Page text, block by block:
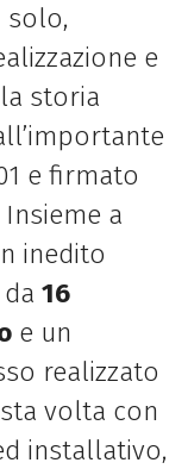
solo,
e
storia
e firmato
Insieme a
inedito
16
e un
realizzato
volta con
installativo,